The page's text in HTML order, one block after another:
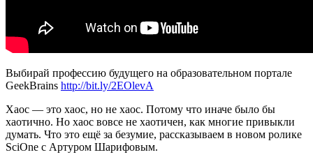
Выбирай профессию будущего на образовательном портале
GeekBrains http://bit.ly/2EOlevA
Хаос — это хаос, но не хаос. Потому что иначе было бы
хаотично. Но хаос вовсе не хаотичен, как многие привыкли
думать. Что это ещё за безумие, рассказываем в новом ролике
SciOne с Артуром Шарифовым.